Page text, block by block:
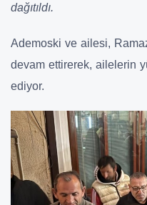
dağıtıldı.
Ademoski ve ailesi,
devam ettirerek, ailelerin
ediyor.